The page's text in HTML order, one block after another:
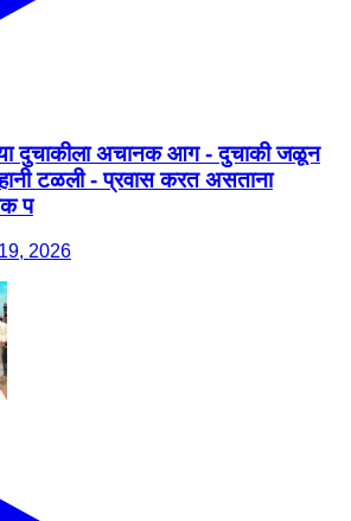
दुचाकीला अचानक आग - दुचाकी जळून
टळली - प्रवास करत असताना
प
2026